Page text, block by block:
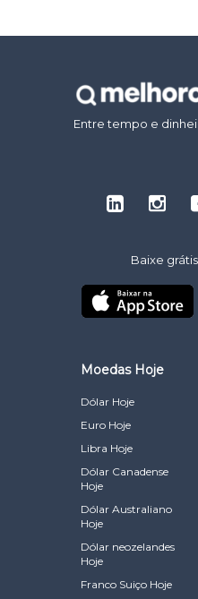
Entre tempo e
Baixe
Moedas Hoje
Dólar Hoje
Euro Hoje
Libra Hoje
Dólar Canadense
Hoje
Dólar Australiano
Hoje
Dólar neozelandes
Hoje
Franco Suiço Hoje